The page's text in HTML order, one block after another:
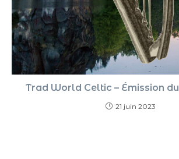
Trad World Celtic – Émission du
21 juin 2023